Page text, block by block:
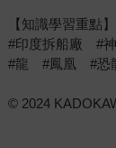
【知識學習重點】
#印度拆船廠 #
#龍 #鳳凰 #恐
© 2024